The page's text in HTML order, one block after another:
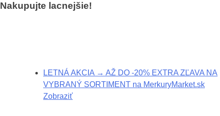
Nakupujte lacnejšie!
LETNÁ AKCIA → AŽ DO -20% EXTRA ZĽAVA NA
VYBRANÝ SORTIMENT na MerkuryMarket.sk
Zobraziť